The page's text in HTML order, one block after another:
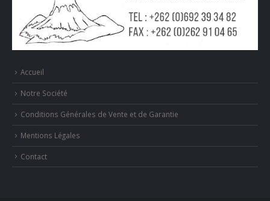
Accueil
Notre Société
Conditions Générales de Vente et de Garantie
Mentions Légales
Contact